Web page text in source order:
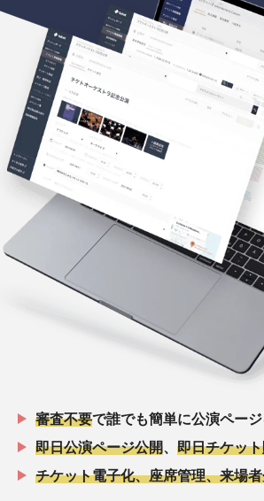
審査不要で誰でも簡単に公演ページ
即日公演ページ公開、 即日チケッ
チケット電子化、座席管理、来場